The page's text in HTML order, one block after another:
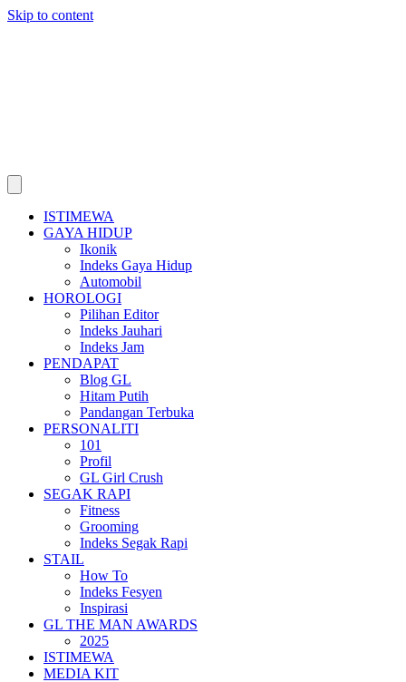
Skip to content
ISTIMEWA
GAYA HIDUP
Ikonik
Indeks Gaya Hidup
Automobil
HOROLOGI
Pilihan Editor
Indeks Jauhari
Indeks Jam
PENDAPAT
Blog GL
Hitam Putih
Pandangan Terbuka
PERSONALITI
101
Profil
GL Girl Crush
SEGAK RAPI
Fitness
Grooming
Indeks Segak Rapi
STAIL
How To
Indeks Fesyen
Inspirasi
GL THE MAN AWARDS
2025
ISTIMEWA
MEDIA KIT